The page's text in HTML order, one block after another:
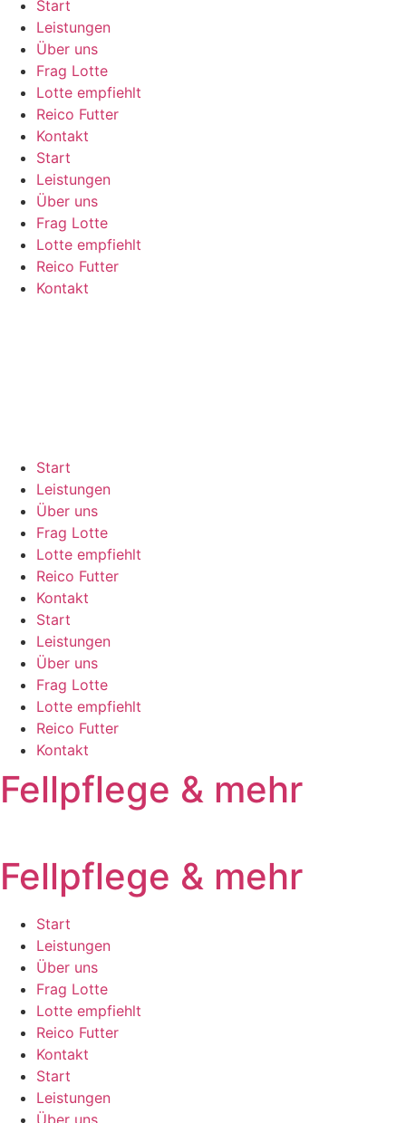
Zum
Inhalt
springen
Start
Leistungen
Über uns
Frag Lotte
Lotte empfiehlt
Reico Futter
Kontakt
Start
Leistungen
Über uns
Frag Lotte
Lotte empfiehlt
Reico Futter
Kontakt
Start
Leistungen
Über uns
Frag Lotte
Lotte empfiehlt
Reico Futter
Kontakt
Start
Leistungen
Über uns
Frag Lotte
Lotte empfiehlt
Reico Futter
Kontakt
Fellpflege & mehr
Fellpflege & mehr
Start
Leistungen
Über uns
Frag Lotte
Lotte empfiehlt
Reico Futter
Kontakt
Start
Leistungen
Über uns